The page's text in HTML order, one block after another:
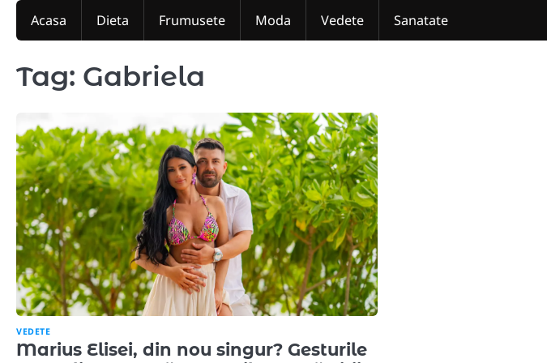
Skip
Acasa Dieta Frumusete Moda Vedete Sanatate
Tag: Gabriela
VEDETE
Marius Elisei, din nou singur? Gesturile